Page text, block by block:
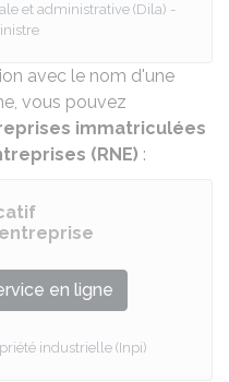
et administrative (Dila) -
avec le nom d'une
vous pouvez
immatriculées
(RNE) :
en ligne
industrielle (Inpi)